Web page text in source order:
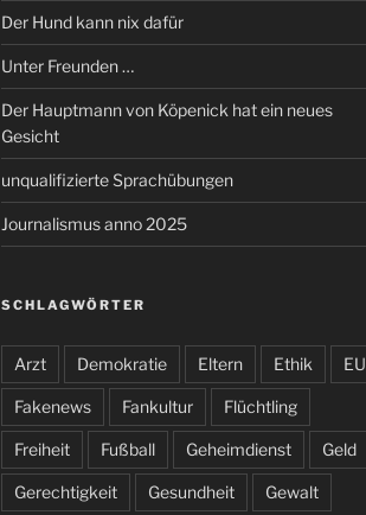
Der Hund kann nix dafür
Unter Freunden …
Der Hauptmann von Köpenick hat ein neues
Gesicht
unqualifizierte Sprachübungen
Journalismus anno 2025
SCHLAGWÖRTER
Arzt Demokratie Eltern Ethik EU
Fakenews Fankultur Flüchtling
Freiheit Fußball Geheimdienst Geld
Gerechtigkeit Gesundheit Gewalt